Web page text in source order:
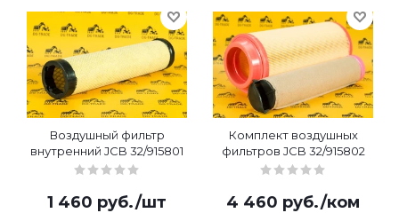
Воздушный фильтр
внутренний JCB 32/915801
1 460 руб./шт
Комплект воздушных
фильтров JCB 32/915802
4 460 руб./ком